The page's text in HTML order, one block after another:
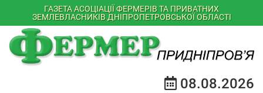
ГАЗЕТА АСОЦІАЦІЇ ФЕРМЕРІВ ТА ПРИВАТНИХ
ЗЕМЛЕВЛАСНИКІВ ДНІПРОПЕТРОВСЬКОЇ ОБЛАСТІ
08.08.2026